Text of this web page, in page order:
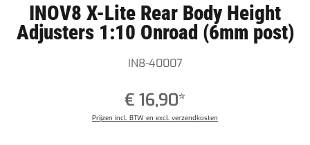
INOV8 X-Lite Rear Body Height
Adjusters 1:10 Onroad (6mm post)
IN8-40007
€ 16,90*
Prijzen incl. BTW en excl. verzendkosten